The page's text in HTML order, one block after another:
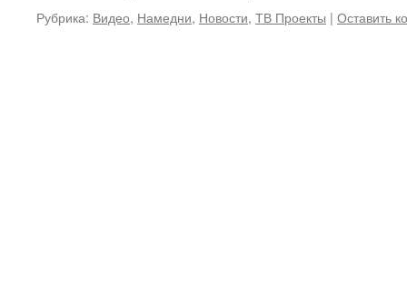
Рубрика: Видео, Намедни, Новости, ТВ Проекты | Оставить